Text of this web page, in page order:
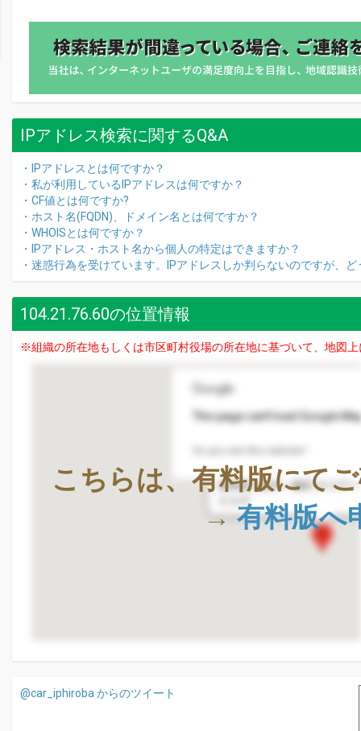
IPアドレス検索に関するQ&A
・IPアドレスとは何ですか？
・私が利用しているIPアドレスは何ですか？
・CF値とは何ですか?
・ホスト名(FQDN)、ドメイン名とは何ですか？
・WHOISとは何ですか？
・IPアドレス・ホスト名から個人の特定はできますか？
・迷惑行為を受けています。IPアドレスしか判らないのですが、
104.21.76.60の位置情報
※組織の所在地もしくは市区町村役場の所在地に基づいて、地図
株式会社Geolocation
〒411-0036
静岡県三島市一番町18-22ア
This page can't load Google
こちらは、有料版にて
→有料版へ
@car_iphiroba からのツイート